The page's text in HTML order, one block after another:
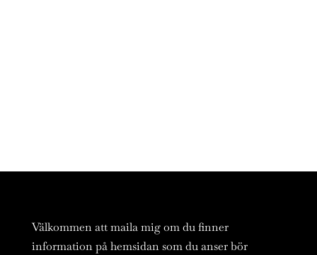
Välkommen att maila mig om du finner
information på hemsidan som du anser bör